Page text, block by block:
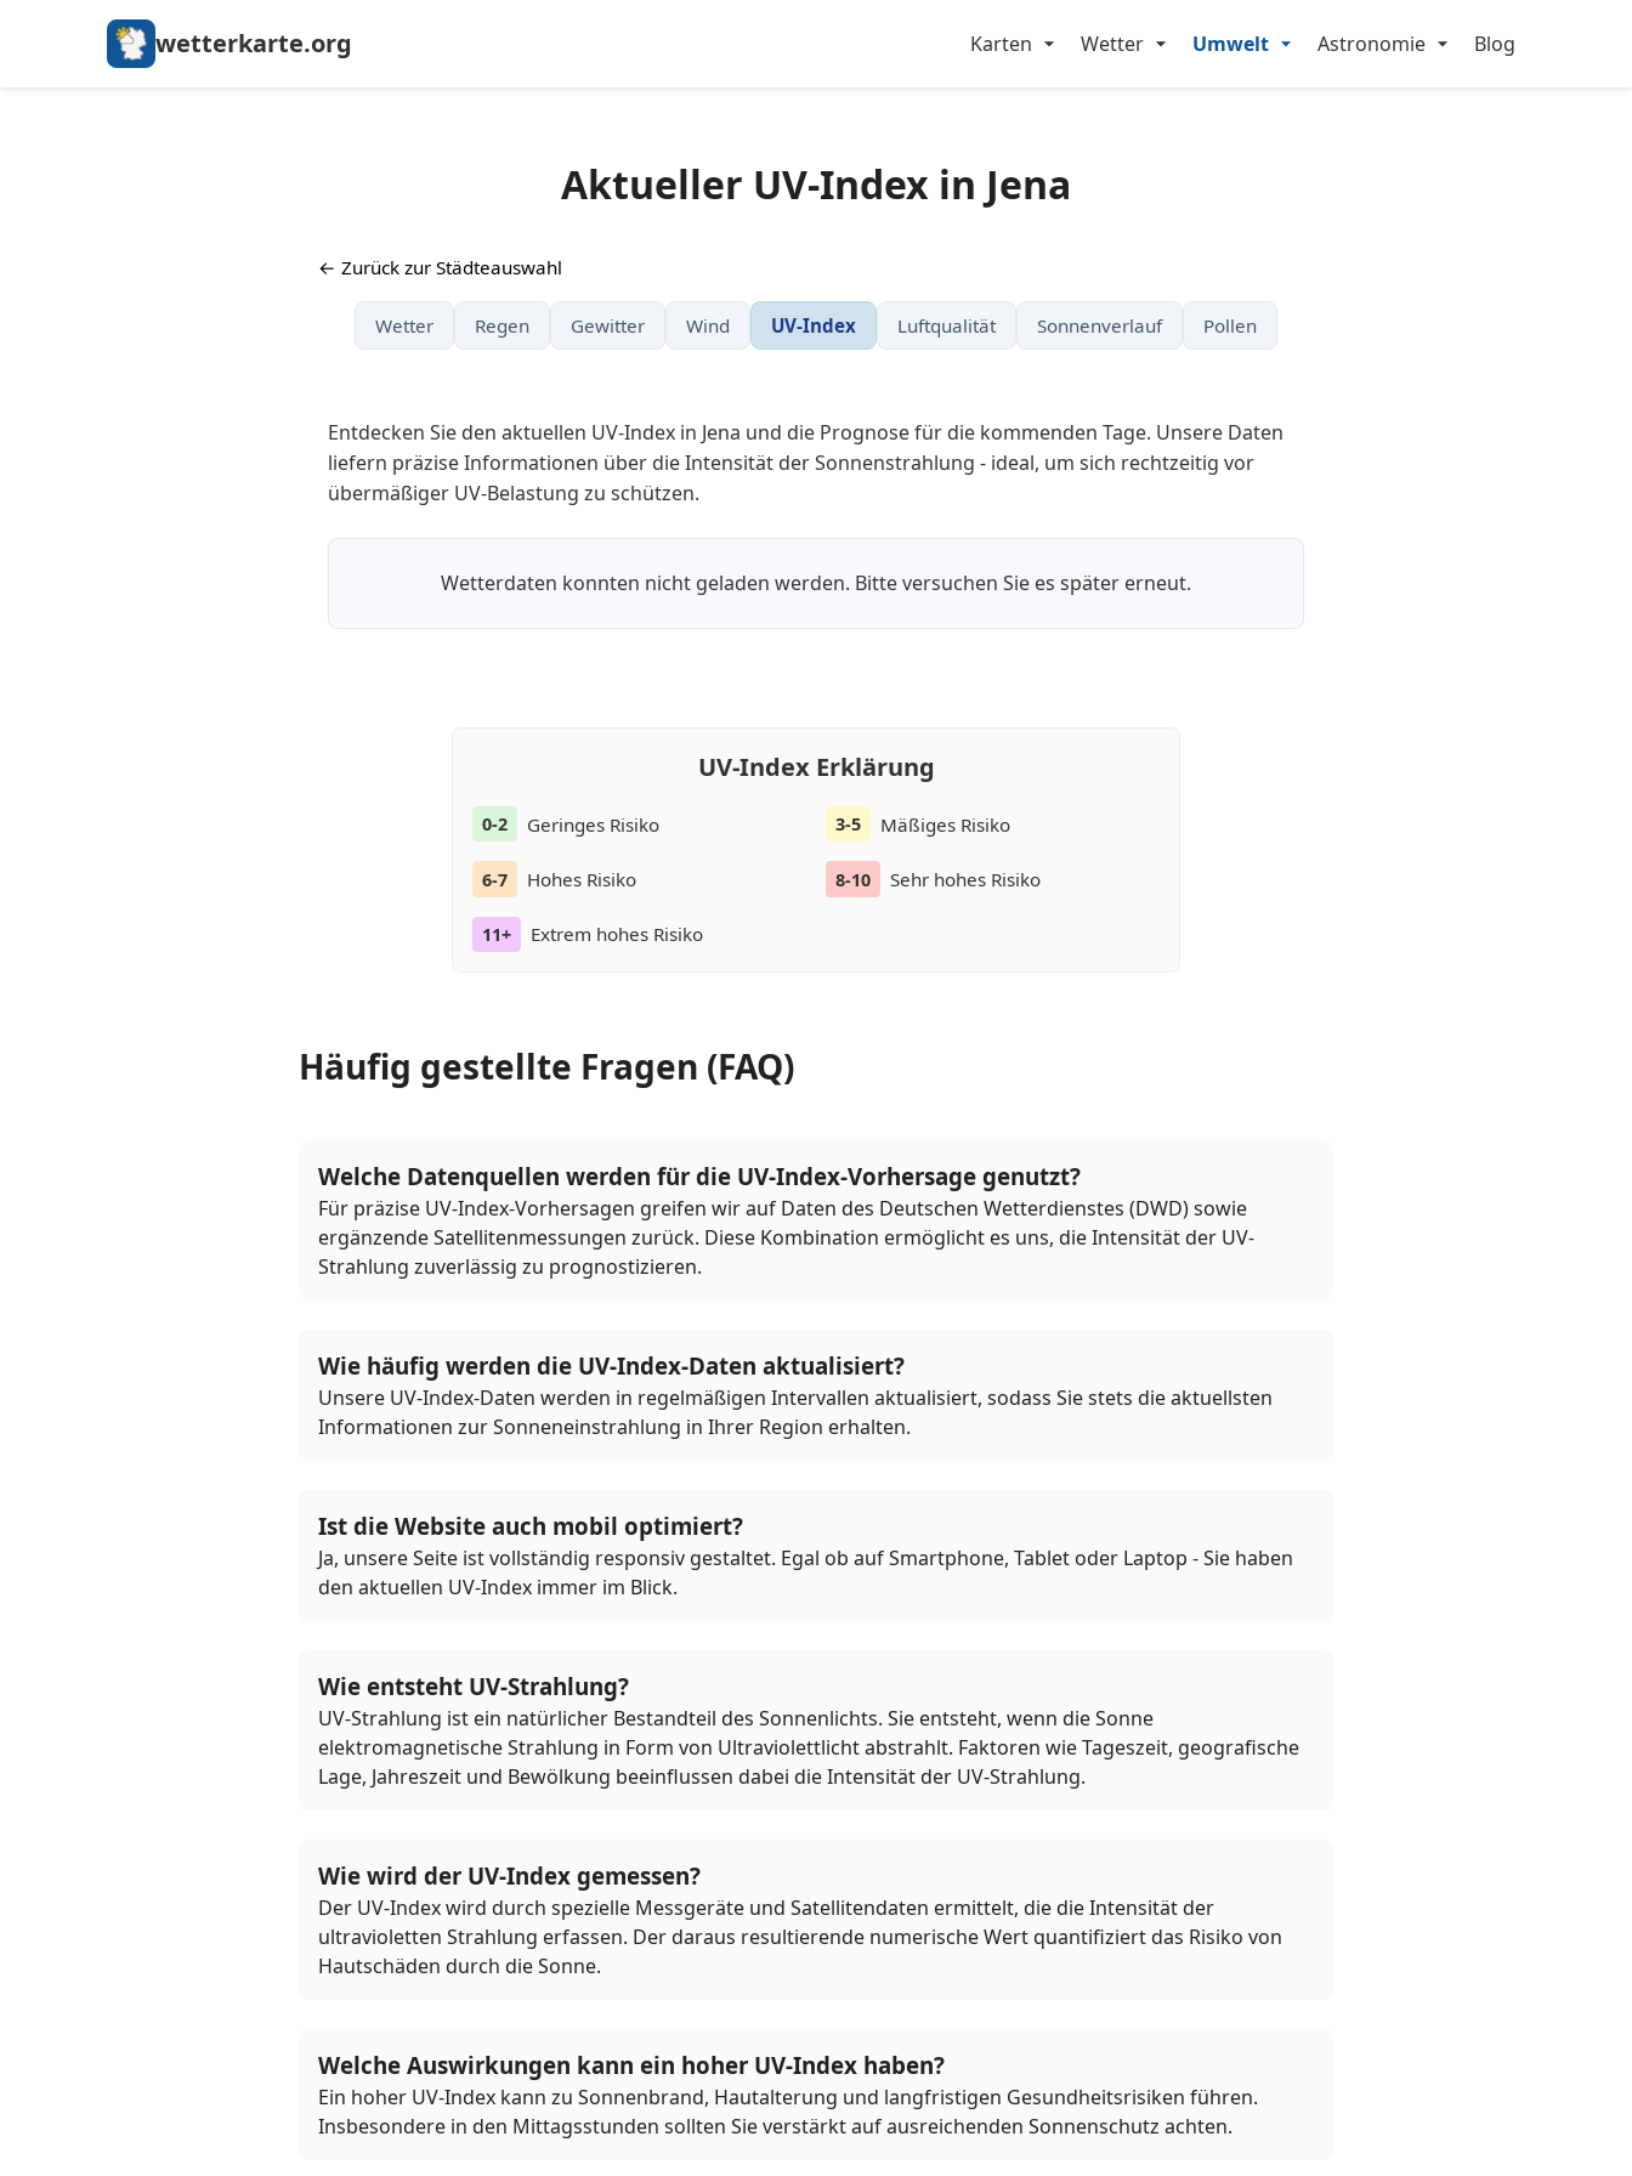
wetterkarte.org Karten Wetter Umwelt Astronomie Blog
Aktueller UV-Index in Jena
← Zurück zur Städteauswahl
Wetter Regen Gewitter Wind UV-Index Luftqualität Sonnenverlauf Pollen
Entdecken Sie den aktuellen UV-Index in Jena und die Prognose für die kommenden Tage. Unsere Daten
liefern präzise Informationen über die Intensität der Sonnenstrahlung - ideal, um sich rechtzeitig vor
übermäßiger UV-Belastung zu schützen.
Wetterdaten konnten nicht geladen werden. Bitte versuchen Sie es später erneut.
UV-Index Erklärung
0-2 Geringes Risiko 3-5 Mäßiges Risiko
6-7 Hohes Risiko 8-10 Sehr hohes Risiko
11+ Extrem hohes Risiko
Häufig gestellte Fragen (FAQ)
Welche Datenquellen werden für die UV-Index-Vorhersage genutzt?
Für präzise UV-Index-Vorhersagen greifen wir auf Daten des Deutschen Wetterdienstes (DWD) sowie
ergänzende Satellitenmessungen zurück. Diese Kombination ermöglicht es uns, die Intensität der UV-
Strahlung zuverlässig zu prognostizieren.
Wie häufig werden die UV-Index-Daten aktualisiert?
Unsere UV-Index-Daten werden in regelmäßigen Intervallen aktualisiert, sodass Sie stets die aktuellsten
Informationen zur Sonneneinstrahlung in Ihrer Region erhalten.
Ist die Website auch mobil optimiert?
Ja, unsere Seite ist vollständig responsiv gestaltet. Egal ob auf Smartphone, Tablet oder Laptop - Sie haben
den aktuellen UV-Index immer im Blick.
Wie entsteht UV-Strahlung?
UV-Strahlung ist ein natürlicher Bestandteil des Sonnenlichts. Sie entsteht, wenn die Sonne
elektromagnetische Strahlung in Form von Ultraviolettlicht abstrahlt. Faktoren wie Tageszeit, geografische
Lage, Jahreszeit und Bewölkung beeinflussen dabei die Intensität der UV-Strahlung.
Wie wird der UV-Index gemessen?
Der UV-Index wird durch spezielle Messgeräte und Satellitendaten ermittelt, die die Intensität der
ultravioletten Strahlung erfassen. Der daraus resultierende numerische Wert quantifiziert das Risiko von
Hautschäden durch die Sonne.
Welche Auswirkungen kann ein hoher UV-Index haben?
Ein hoher UV-Index kann zu Sonnenbrand, Hautalterung und langfristigen Gesundheitsrisiken führen.
Insbesondere in den Mittagsstunden sollten Sie verstärkt auf ausreichenden Sonnenschutz achten.